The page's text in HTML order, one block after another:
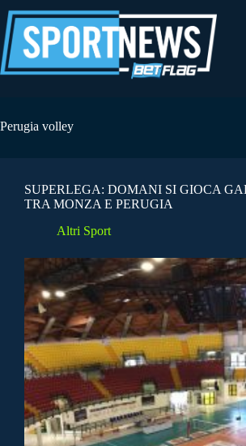
al
contenuto
Perugia volley
SUPERLEGA: DOMANI SI GIOCA
TRA MONZA E PERUGIA
Altri Sport